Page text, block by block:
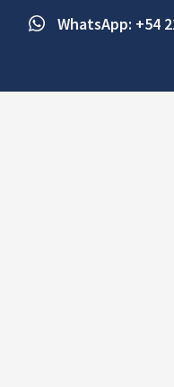
WhatsApp: +54